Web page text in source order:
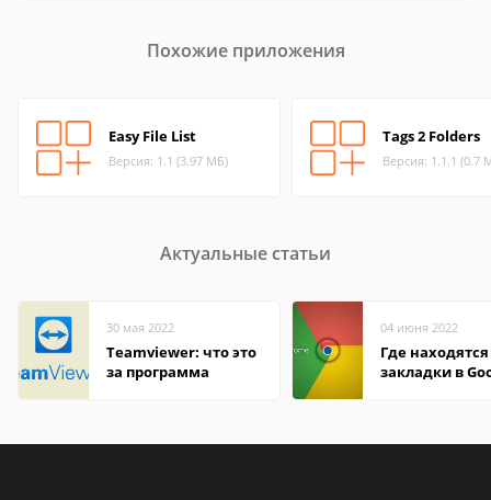
Похожие приложения
Easy File List
Версия: 1.1 (3.97 МБ)
Tags 2 Folders
Версия: 1.1.1 (0.7
Актуальные статьи
30 мая 2022
Teamviewer: что это
за программа
04 июня 2022
Где находятся
закладки в